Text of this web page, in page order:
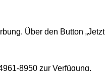
Über den Button „Jetzt
8950 zur Verfügung.